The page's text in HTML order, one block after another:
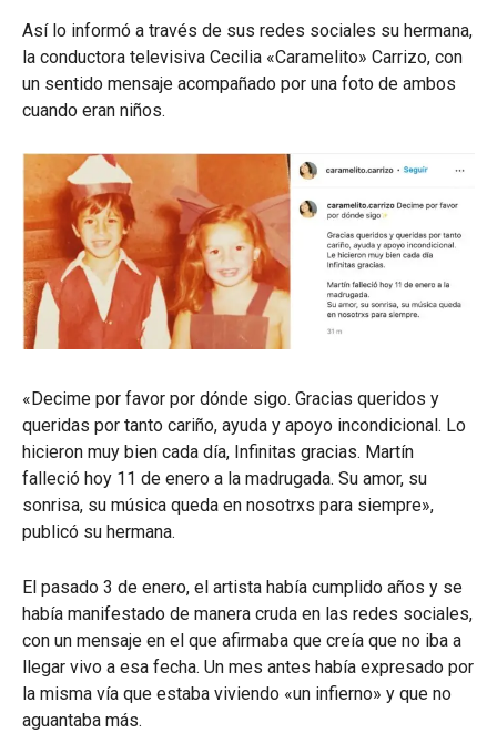
Así lo informó a través de sus redes sociales su hermana,
la conductora televisiva Cecilia «Caramelito» Carrizo, con
un sentido mensaje acompañado por una foto de ambos
cuando eran niños.
«Decime por favor por dónde sigo. Gracias queridos y
queridas por tanto cariño, ayuda y apoyo incondicional. Lo
hicieron muy bien cada día, Infinitas gracias. Martín
falleció hoy 11 de enero a la madrugada. Su amor, su
sonrisa, su música queda en nosotrxs para siempre»,
publicó su hermana.
El pasado 3 de enero, el artista había cumplido años y se
había manifestado de manera cruda en las redes sociales,
con un mensaje en el que afirmaba que creía que no iba a
llegar vivo a esa fecha. Un mes antes había expresado por
la misma vía que estaba viviendo «un infierno» y que no
aguantaba más.